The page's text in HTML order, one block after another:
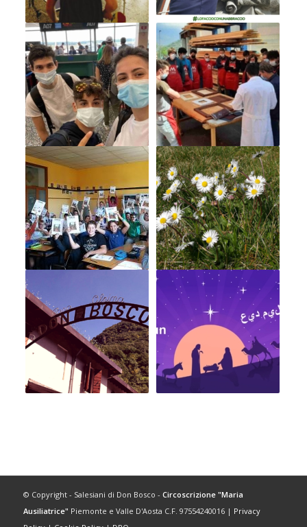
© Copyright - Salesiani di Don Bosco - Circoscrizione "Maria
Ausiliatrice" Piemonte e Valle D'Aosta C.F. 97554240016 | Privacy